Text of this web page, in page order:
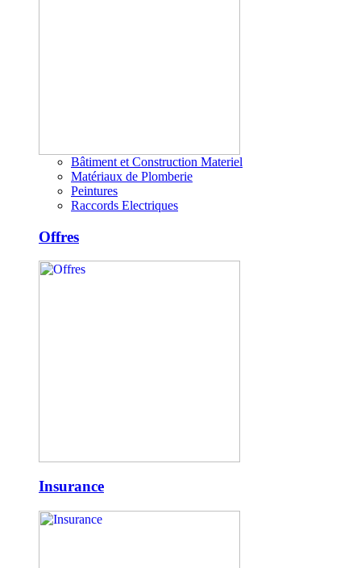
Bâtiment et Construction Materiel
Matériaux de Plomberie
Peintures
Raccords Electriques
Offres
Insurance